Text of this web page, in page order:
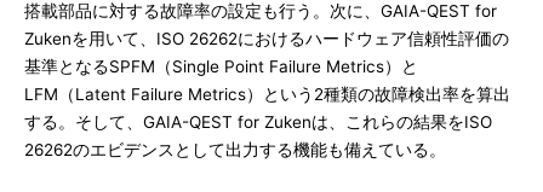
搭載部品に対する故障率の設定も行う。次に、GAIA-QEST for
Zukenを用いて、ISO 26262におけるハードウェア信頼性評価の
基準となるSPFM（Single Point Failure Metrics）と
LFM（Latent Failure Metrics）という2種類の故障検出率を算出
する。そして、GAIA-QEST for Zukenは、これらの結果をISO
26262のエビデンスとして出力する機能も備えている。